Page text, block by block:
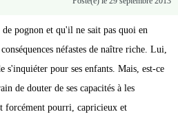
pognon et qu'il ne sait pas quoi en
néfastes de naître riche. Lui,
s'inquiéter pour ses enfants. Mais, est-ce
de douter de ses capacités à les
forcément pourri, capricieux et